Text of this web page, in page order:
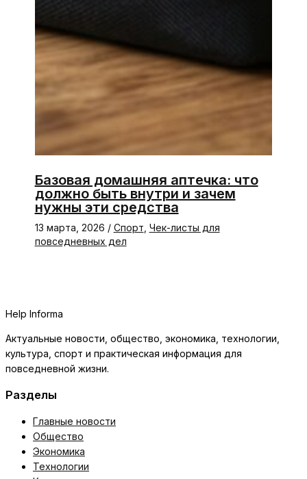
Базовая домашняя аптечка: что
должно быть внутри и зачем
нужны эти средства
13 марта, 2026 / Спорт Чек-листы для
повседневных дел
Help Informa
Актуальные новости, общество, экономика, технологии,
культура, спорт и практическая информация для
повседневной жизни.
Разделы
Главные новости
Общество
Экономика
Технологии